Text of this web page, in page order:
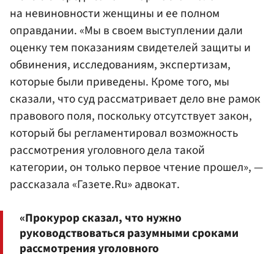
на невиновности женщины и ее полном
оправдании. «Мы в своем выступлении дали
оценку тем показаниям свидетелей защиты и
обвинения, исследованиям, экспертизам,
которые были приведены. Кроме того, мы
сказали, что суд рассматривает дело вне рамок
правового поля, поскольку отсутствует закон,
который бы регламентировал возможность
рассмотрения уголовного дела такой
категории, он только первое чтение прошел», —
рассказала «Газете.Ru» адвокат.
«Прокурор сказал, что нужно
руководствоваться разумными сроками
рассмотрения уголовного